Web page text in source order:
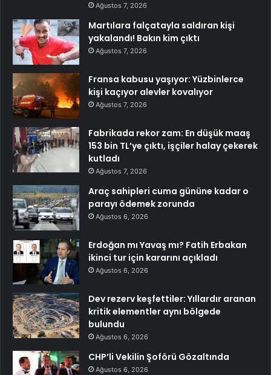
Ağustos 7, 2026
Martılara falçatayla saldıran kişi
yakalandı! Bakın kim çıktı
Ağustos 7, 2026
Fransa kabusu yaşıyor: Yüzbinlerce
kişi kaçıyor alevler kovalıyor
Ağustos 7, 2026
Fabrikada rekor zam: En düşük maaş
153 bin TL’ye çıktı, işçiler halay çekerek
kutladı
Ağustos 7, 2026
Araç sahipleri cuma gününe kadar o
parayı ödemek zorunda
Ağustos 6, 2026
Erdoğan mı Yavaş mı? Fatih Erbakan
ikinci tur için kararını açıkladı
Ağustos 6, 2026
Dev rezerv keşfettiler: Yıllardır aranan
kritik elementler aynı bölgede
bulundu
Ağustos 6, 2026
CHP’li Vekilin Şoförü Gözaltında
Ağustos 6, 2026